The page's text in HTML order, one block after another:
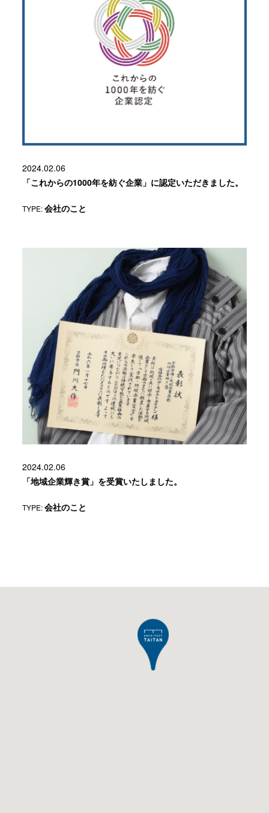
2024.02.06
「これからの1000年を紡ぐ企業」に認定いただきました。
TYPE:会社のこと
2024.02.06
「地域企業輝き賞」を受賞いたしました。
TYPE:会社のこと